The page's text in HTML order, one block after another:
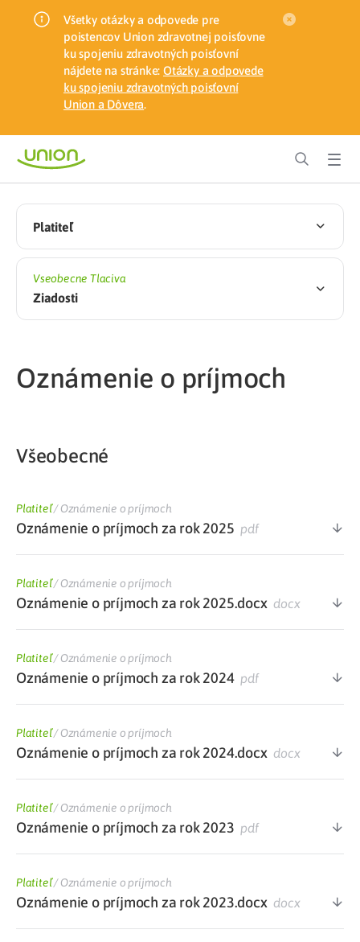
Všetky otázky a odpovede pre
poistencov Union zdravotnej poisťovne
ku spojeniu zdravotných poisťovní
nájdete na stránke: Otázky a odpovede
ku spojeniu zdravotných poisťovní
Union a Dôvera.
Platiteľ
Vseobecne Tlaciva
Ziadosti
Oznámenie o príjmoch
Všeobecné
Platiteľ/Oznámenie o príjmoch
Oznámenie o príjmoch za rok 2025 pdf
Platiteľ/Oznámenie o príjmoch
Oznámenie o príjmoch za rok 2025.docx docx
Platiteľ/Oznámenie o príjmoch
Oznámenie o príjmoch za rok 2024pdf
Platiteľ/Oznámenie o príjmoch
Oznámenie o príjmoch za rok 2024.docx docx
Platiteľ/Oznámenie o príjmoch
Oznámenie o príjmoch za rok 2023 pdf
Platiteľ/Oznámenie o príjmoch
Oznámenie o príjmoch za rok 2023.docx docx